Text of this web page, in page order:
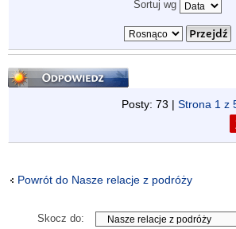
Sortuj wg
Odpowiedz
Posty: 73 | Strona 1 z
Powrót do Nasze relacje z podróży
Skocz do: